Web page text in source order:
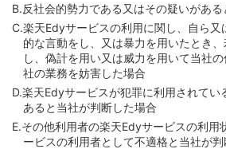
B.反社会的勢力である又はその疑いがあ
C.楽天Edyサービスの利用に関し、自ら又
的な言動をし、又は暴力を用いたとき
し、偽計を用い又は威力を用いて当社
社の業務を妨害した場合
D.楽天Edyサービスが犯罪に利用されてい
あると当社が判断した場合
E.その他利用者の楽天Edyサービスの利用
ービスの利用者として不適格と当社が